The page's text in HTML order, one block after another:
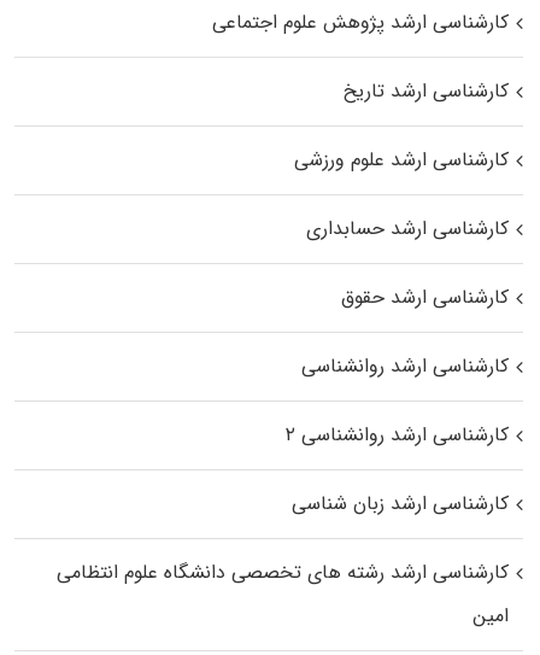
کارشناسی ارشد پژوهش علوم اجتماعی
کارشناسی ارشد تاریخ
کارشناسی ارشد علوم ورزشی
کارشناسی ارشد حسابداری
کارشناسی ارشد حقوق
کارشناسی ارشد روانشناسی
کارشناسی ارشد روانشناسی ۲
کارشناسی ارشد زبان شناسی
کارشناسی ارشد رﺷﺘﻪ ﻫﺎی تخصصی داﻧﺸﮕﺎه ﻋﻠﻮم انتظامی
اﻣﻴﻦ